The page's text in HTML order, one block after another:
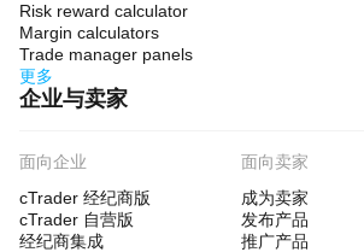
Risk reward calculator
Margin calculators
Trade manager panels
更多
企业与卖家
面向企业
cTrader 经纪商版
cTrader 自营版
经纪商集成
面向卖家
成为卖家
发布产品
推广产品